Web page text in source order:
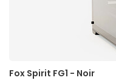
Fox Spirit FG1 - Noir